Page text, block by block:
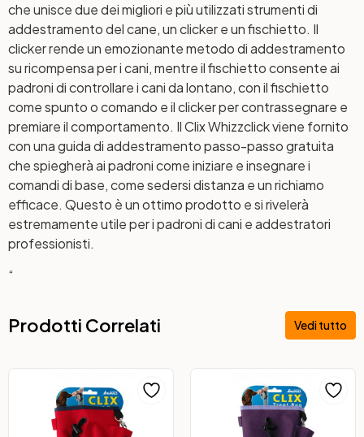
che unisce due dei migliori e più utilizzati strumenti di
addestramento del cane, un clicker e un fischietto. Il
clicker rende un emozionante metodo di addestramento
su ricompensa per i cani, mentre il fischietto consente ai
padroni di controllare i cani da lontano, con il fischietto
come spunto o comando e il clicker per contrassegnare e
premiare il comportamento. Il Clix Whizzclick viene fornito
con una guida di addestramento passo-passo gratuita
che spiegherà ai padroni come iniziare e insegnare i
comandi di base, come sedersi distanza e un richiamo
efficace. Questo è un ottimo prodotto e si rivelerà
estremamente utile per i padroni di cani e addestratori
professionisti.
“
Prodotti Correlati Vedi tutto